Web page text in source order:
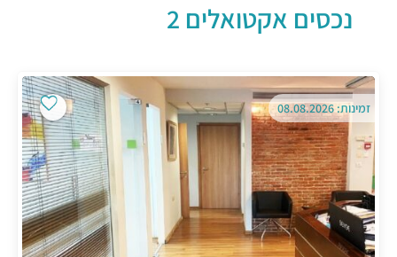
נכסים אקטואלים 2
זמינות: 08.08.2026